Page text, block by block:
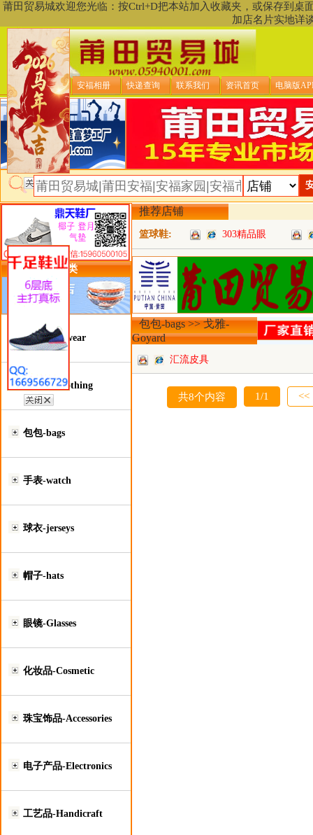
莆田贸易城欢迎您光临：按Ctrl+D把本站加入收藏夹，或保存到
加店名片实地详
贸易城首页 安福相册 快递查询 联系我们 资讯首页 电脑版
类目详细分类
鞋类-Footwear
服装类-Clothing
包包-bags
手表-watch
球衣-jerseys
帽子-hats
眼镜-Glasses
化妆品-Cosmetic
珠宝饰品-Accessories
电子产品-Electronics
工艺品-Handicraft
推荐店铺
篮球鞋: 303精品眼
包包-bags >> 戈雅-
Goyard
汇流皮具
共8个内容 1/1 <<